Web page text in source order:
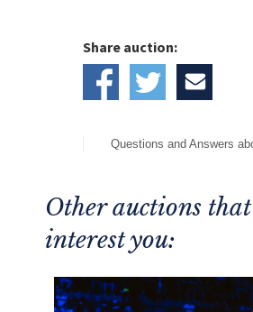
Share auction:
Questions and Answers
Other auctions
interest you: